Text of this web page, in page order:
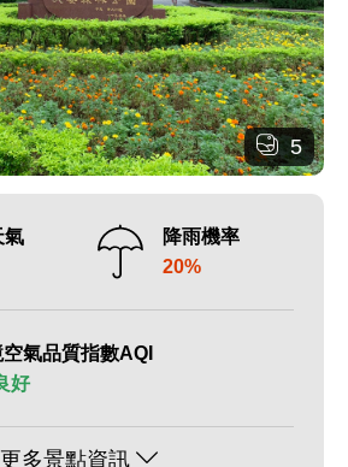
5
氣
降雨機率
20%
氣品質指數AQI
好
更多景點資訊